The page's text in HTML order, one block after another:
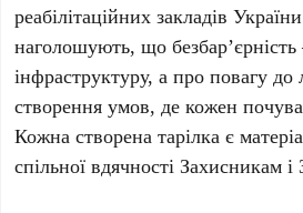
реабілітаційних закладівУкраїни
наголошують, що
інфраструктуру, а про повагу до
створення умов, де кожен
Кожна створена тарілка є
спільної вдячності Захисникам